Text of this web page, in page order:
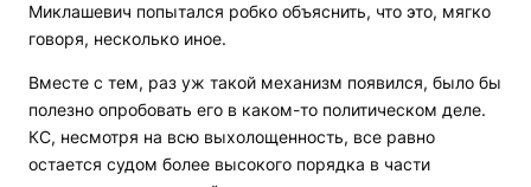
Миклашевич попытался робко объяснить, что это, мягко
говоря, несколько иное.
Вместе с тем, раз уж такой механизм появился, было бы
полезно опробовать его в каком-то политическом деле.
КС, несмотря на всю выхолощенность, все равно
остается судом более высокого порядка в части